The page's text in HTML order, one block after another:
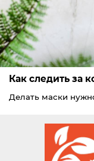
Как следить за
Делать маски